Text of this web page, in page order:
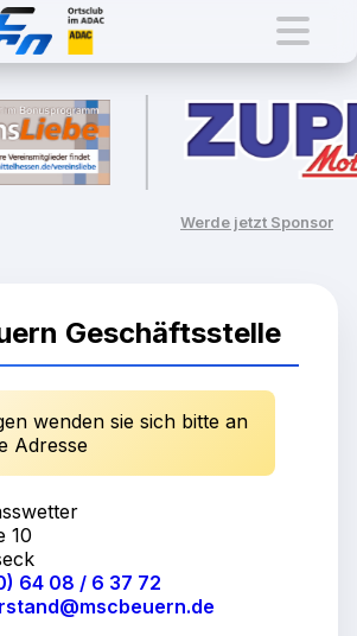
Werde jetzt Sponsor
Geschäftsstelle
wenden sie sich bitte an
Adresse
10
64 08 / 6 37 72